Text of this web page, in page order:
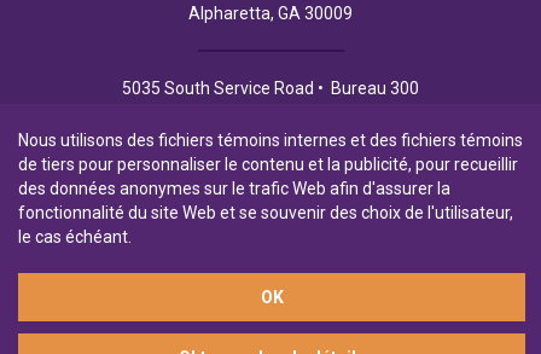
Alpharetta, GA 30009
5035 South Service Road • Bureau 300
Politique de Confidentialité Conditions d’utilisation
Filiale en propriété exclusive de la Banque Laurentienne
Nous utilisons des fichiers témoins internes et des fichiers témoins
de tiers pour personnaliser le contenu et la publicité, pour recueillir
des données anonymes sur le trafic Web afin d'assurer la
fonctionnalité du site Web et se souvenir des choix de l'utilisateur,
le cas échéant.
OK